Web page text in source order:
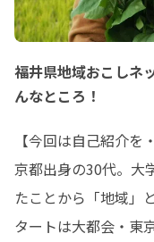
福井県地域おこしネ
んなところ！
【今回は自己紹介を
京都出身の30代。大
たことから「地域」
タートは大都会・東